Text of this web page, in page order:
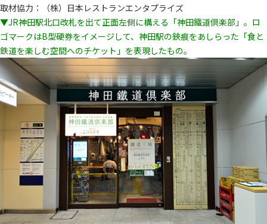
取材協力：（株）日本レストランエンタプライズ
▼JR神田駅北口改札を出て正面左側に構える「神田鐵道倶楽部」。ロ
ゴマークはB型硬券をイメージして、神田駅の鋏痕をあしらった「食と
鉄道を楽しむ空間へのチケット」を表現したもの。